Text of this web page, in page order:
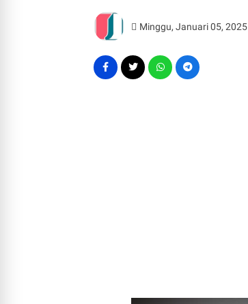
Minggu, Januari 05, 2025